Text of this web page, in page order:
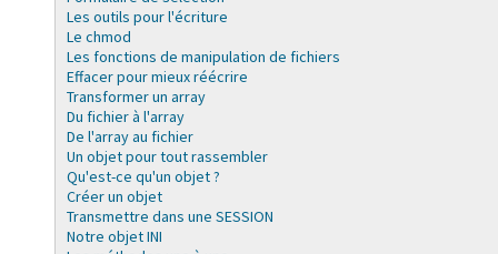
Les outils pour l'écriture
Le chmod
Les fonctions de manipulation de fichiers
Effacer pour mieux réécrire
Transformer un array
Du fichier à l'array
De l'array au fichier
Un objet pour tout rassembler
Qu'est-ce qu'un objet ?
Créer un objet
Transmettre dans une SESSION
Notre objet INI